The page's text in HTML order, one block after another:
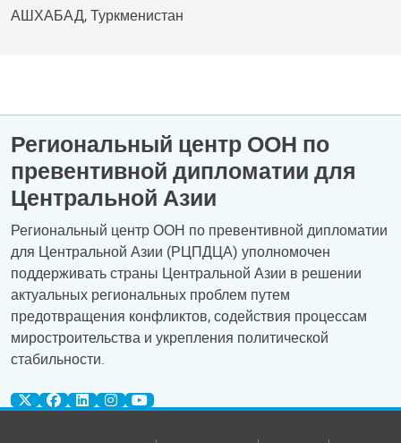
АШХАБАД, Туркменистан
Региональный центр ООН по
превентивной дипломатии для
Центральной Азии
Региональный центр ООН по превентивной дипломатии
для Центральной Азии (РЦПДЦА) уполномочен
поддерживать страны Центральной Азии в решении
актуальных региональных проблем путем
предотвращения конфликтов, содействия процессам
миростроительства и укрепления политической
стабильности.